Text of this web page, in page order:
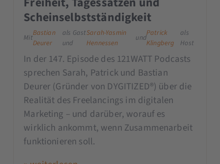
Scheinselbstständigkeit
Mit
Bastian
Deurer
als Gast
und
Sarah-Yasmin
Hennessen
und
Patrick
Klingberg
als
Host
In der 147. Episode des 121WATT Podcasts
sprechen Sarah, Patrick und Bastian
Deurer (Gründer von DYGITIZED®) über die
Realität des Freelancings im digitalen
Marketing – und darüber, worauf es
wirklich ankommt, wenn Zusammenarbeit
funktionieren soll.